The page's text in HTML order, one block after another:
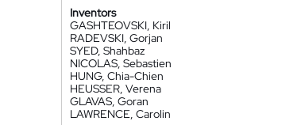
Inventors
GASHTEOVSKI, Kiril
RADEVSKI, Gorjan
SYED, Shahbaz
NICOLAS, Sebastien
HUNG, Chia-Chien
HEUSSER, Verena
GLAVAS, Goran
LAWRENCE, Carolin